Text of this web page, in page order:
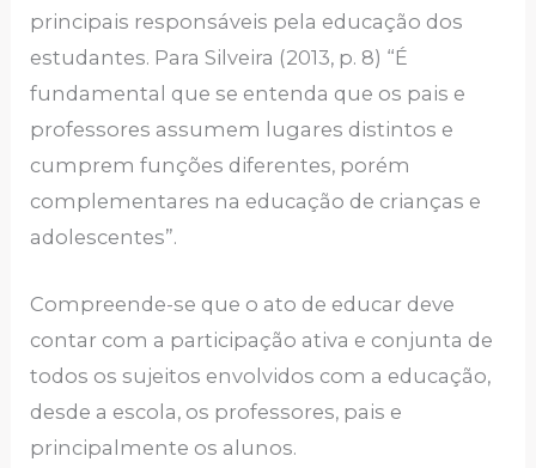
principais responsáveis pela educação dos
estudantes. Para Silveira (2013, p. 8) “É
fundamental que se entenda que os pais e
professores assumem lugares distintos e
cumprem funções diferentes, porém
complementares na educação de crianças e
adolescentes”.
Compreende-se que o ato de educar deve
contar com a participação ativa e conjunta de
todos os sujeitos envolvidos com a educação,
desde a escola, os professores, pais e
principalmente os alunos.